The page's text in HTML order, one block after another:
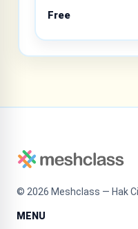
Free
© 2026 Meshclass — Hak
MENU